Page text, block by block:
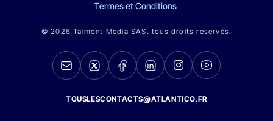
Termes et Conditions
© 2026 Talmont Media SAS. tous droits réservés.
TOUSLESCONTACTS@ATLANTICO.FR